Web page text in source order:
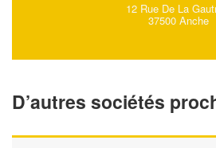
12 Rue De La
37500 Anche
D’autres sociétés